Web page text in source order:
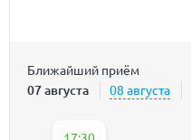
Ближайший приём
07 августа 08 августа